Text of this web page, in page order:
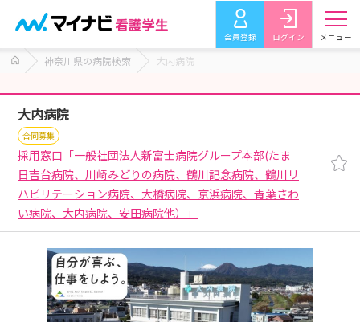
会員登録 ログイン メニュー
神奈川県の病院検索 大内病院
大内病院
合同募集
採用窓口「一般社団法人新富士病院グループ本部(たま
日吉台病院、川崎みどりの病院、鶴川記念病院、鶴川リ
ハビリテーション病院、大橋病院、京浜病院、青葉さわ
い病院、大内病院、安田病院他）」